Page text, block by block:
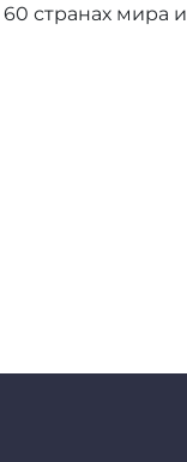
странах мира и